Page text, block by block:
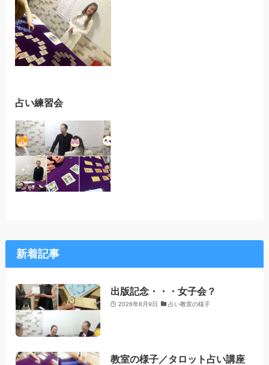
占い練習会
新着記事
出版記念・・・女子会？
2026年8月9日 占い教室の様子
教室の様子／タロット占い講座